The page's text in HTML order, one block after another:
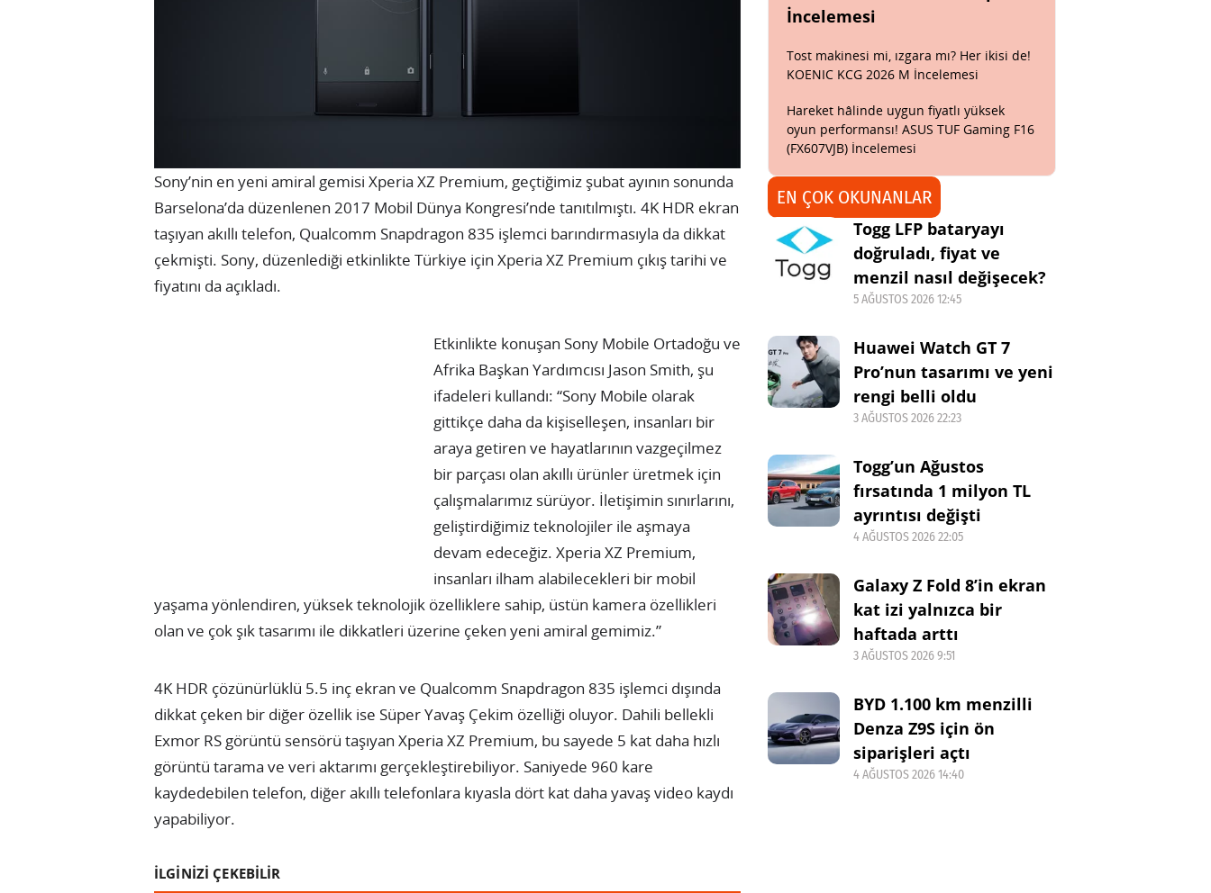
Sony’nin en yeni amiral gemisi Xperia XZ Premium, geçtiğimiz şubat ayının sonunda
Barselona’da düzenlenen 2017 Mobil Dünya Kongresi’nde tanıtılmıştı. 4K HDR ekran
taşıyan akıllı telefon, Qualcomm Snapdragon 835 işlemci barındırmasıyla da dikkat
çekmişti. Sony, düzenlediği etkinlikte Türkiye için Xperia XZ Premium çıkış tarihi ve
fiyatını da açıkladı.
Etkinlikte konuşan Sony Mobile Ortadoğu ve
Afrika Başkan Yardımcısı Jason Smith, şu
ifadeleri kullandı: “Sony Mobile olarak
gittikçe daha da kişiselleşen, insanları bir
araya getiren ve hayatlarının vazgeçilmez
bir parçası olan akıllı ürünler üretmek için
çalışmalarımız sürüyor. İletişimin sınırlarını,
geliştirdiğimiz teknolojiler ile aşmaya
devam edeceğiz. Xperia XZ Premium,
insanları ilham alabilecekleri bir mobil
yaşama yönlendiren, yüksek teknolojik özelliklere sahip, üstün kamera özellikleri
olan ve çok şık tasarımı ile dikkatleri üzerine çeken yeni amiral gemimiz.”
4K HDR çözünürlüklü 5.5 inç ekran ve Qualcomm Snapdragon 835 işlemci dışında
dikkat çeken bir diğer özellik ise Süper Yavaş Çekim özelliği oluyor. Dahili bellekli
Exmor RS görüntü sensörü taşıyan Xperia XZ Premium, bu sayede 5 kat daha hızlı
görüntü tarama ve veri aktarımı gerçekleştirebiliyor. Saniyede 960 kare
kaydedebilen telefon, diğer akıllı telefonlara kıyasla dört kat daha yavaş video kaydı
yapabiliyor.
İLGİNİZİ ÇEKEBİLİR
İncelemesi
Tost makinesi mi, ızgara mı? Her ikisi de!
KOENIC KCG 2026 M İncelemesi
Hareket hâlinde uygun fiyatlı yüksek
oyun performansı! ASUS TUF Gaming F16
(FX607VJB) İncelemesi
EN ÇOK OKUNANLAR
Togg LFP bataryayı
doğruladı, fiyat ve
menzil nasıl değişecek?
5 AĞUSTOS 2026 12:45
Huawei Watch GT 7
Pro’nun tasarımı ve yeni
rengi belli oldu
3 AĞUSTOS 2026 22:23
Togg’un Ağustos
fırsatında 1 milyon TL
ayrıntısı değişti
4 AĞUSTOS 2026 22:05
Galaxy Z Fold 8’in ekran
kat izi yalnızca bir
haftada arttı
3 AĞUSTOS 2026 9:51
BYD 1.100 km menzilli
Denza Z9S için ön
siparişleri açtı
4 AĞUSTOS 2026 14:40